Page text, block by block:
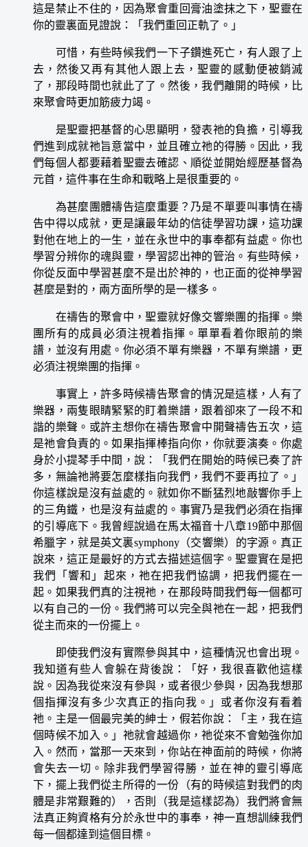
這是禁止不住的，因為聚會重回膏油塗抹之下，聖靈在
你的靈裏面見證說：「我們重回正軌了。」
可惜，有些時候我們一下子鑽進死亡，有人跟了上
去，然後又再有其他人跟上去，聖靈的感動便被銷滅
了，那段時間也就此了了。然後，我們離開的時候，比
來聚會時更加筋疲力竭。
是聖靈把基督的心思顯明，發表祂的負擔，引導我
們進到成就祂旨意當中，並且確立祂的得勝。因此，我
們每個人都要藉着聖靈去確認、順從並開始經歷基督為
元首，這件事在生命和戰略上是很重要的。
為甚麼團體禱告這麼重要？乃是不單要叫事情在禱
告中得以成就，更是讓最年幼的信徒學習功課，這功課
對他在地上的一生，並在永世中的事奉都有益處。你也
學習分辨你的魂與靈，學習認出神的管治。有些時候，
你從反面中學習甚麼不是出於神的，也正面的從神學習
甚麼是對的，兩方面所學的是一樣多。
在禱告的聚會中，聖靈就好像交響樂團的指揮。樂
團所有的成員必須注視着指揮。單單看着你眼前的樂
譜，並沒有用處。你必須不單有樂器，不單有樂譜，更
必須注視樂團的指揮。
事實上，許多時候禱告聚會的情況是這樣，人有了
樂器，兩隻眼睛緊緊的盯着樂譜，跟着卻來了一段不和
諧的樂聲。或許主想你在禱告聚會中開聲禱告五次，這
是祂會負責的。如果指揮棒指向你，你就要演奏。你處
身於小提琴手中間，說：「我們在開始的時候已奏了許
多，無論祂將要怎麼樣指向我們，我們不要再拉了。」
你這樣說是沒有益處的。就如你不斷猛烈地敲響你手上
的三角鐵，也是沒有益處的。事實乃是我們必須在指揮
的引導底下。我曾經說過在馬太福音十八章19節中那個
希臘字，就是英文裏symphony（交響樂）的字源。真正
說來，這正是最好的方式去描述這個字。聖靈實在是把
我們「響和」起來，祂在把我們協調，把我們擺在一
起。如果我們真的注視祂，在那段時間我們每一個都可
以有自己的一份。我們將可以完全與祂在一起，把我們
從主而來的一份擺上。
即使我們沒有實際參與其中，這種情況也會出現。
我知道有些人會躲在背後說：「好，我很喜歡他這樣
說。因為我從來沒有參與，或者很少參與，因為我想那
個指揮沒有多少次真正的指向我。」或者你沒有看着
祂。主是一個最完美的紳士，假若你說：「主，我在這
個時候不加入。」祂就會越過你，祂從來不會勉強你加
入。然而，當那一天來到，你站在神面前的時候，你將
會失去一切。除非我們學習得勝，並在神的靈引導底
下，擺上我們從主所得的一份（有的時候這對我們的肉
體是非常艱難的），否則（我是這樣認為）我們將會無
法真正夠資格有分於永世中的事奉，神一直想訓練我們
每一個都達到這個目標。